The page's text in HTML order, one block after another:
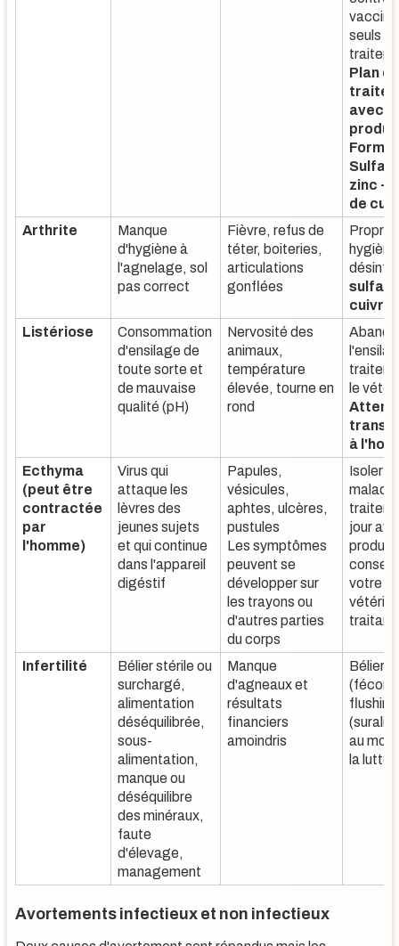
seuls
Plan
avec
Formol
zinc -
de
Arthrite
Manque
d'hygiène à
l'agnelage, sol
pas correct
Fièvre, refus de
téter, boiteries,
articulations
gonflées
cuivre
Listériose
Consommation
d'ensilage de
toute sorte et
de mauvaise
qualité (pH)
Nervosité des
animaux,
température
élevée, tourne en
rond
le
à
Ecthyma
(peut être
contractée
par
l'homme)
Virus qui
attaque les
lèvres des
jeunes sujets
et qui continue
dans l'appareil
digéstif
Papules,
vésicules,
aphtes, ulcères,
pustules
Les symptômes
peuvent se
développer sur
les trayons ou
d'autres parties
du corps
Isoler
traiter
jour
produit
votre
traitant
Infertilité
Bélier stérile ou
surchargé,
alimentation
déséquilibrée,
sous-
alimentation,
manque ou
déséquilibre
des minéraux,
faute
d'élevage,
management
Manque
d'agneaux et
résultats
financiers
amoindris
Bélier
flushing
au
la lutte)
Avortements infectieux et non infectieux